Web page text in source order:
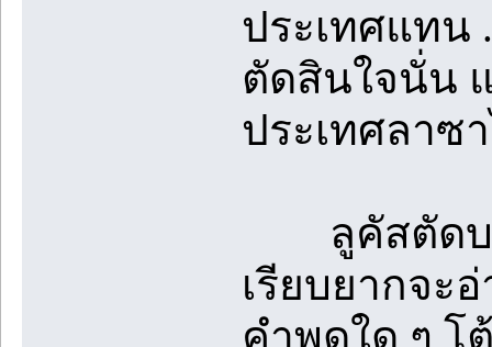
ประเทศแทน
ตัดสินใจนั่น
ประเทศลาซ
ลูคัสตัดบท
เรียบยากจะ
คำพูดใด ๆ โ